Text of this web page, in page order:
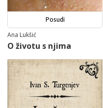
Posudi
Ana Lukšić
O životu s njima